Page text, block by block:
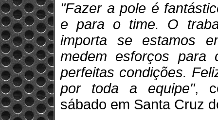
"Fazer a pole é
e para o time. O
importa se estamos
medem esforços
perfeitas condições.
por toda a equipe",
sábado em Santa Cruz